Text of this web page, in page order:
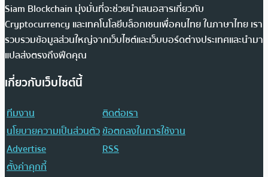
Siam Blockchain มุ่งมั่นที่จะช่วยนำเสนอสารเกี่ยวกับ
Cryptocurrency และเทคโนโลยีบล็อกเชนเพื่อคนไทย ในภาษาไทย เรา
รวบรวมข้อมูลส่วนใหญ่จากเว็บไซต์และเว็บบอร์ดต่างประเทศและนำมา
แปลส่งตรงถึงฟีดคุณ
เกี่ยวกับเว็บไซต์นี้
ทีมงาน
ติดต่อเรา
นโยบายความเป็นส่วนตัวข้อตกลงในการใช้งาน
Advertise
RSS
ตั้งค่าคุกกี้